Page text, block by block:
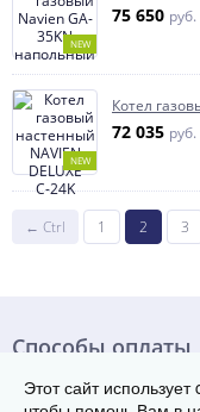
NEW
75 650 руб.
NEW
Котел
72 035 руб.
← Ctrl 1 2 3
Способы оплаты
Этот сайт